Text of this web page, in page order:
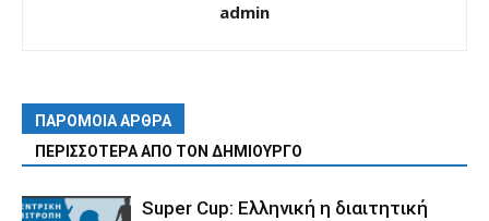
admin
ΠΑΡΟΜΟΙΑ ΑΡΘΡΑ
ΠΕΡΙΣΣΟΤΕΡΑ ΑΠΟ ΤΟΝ ΔΗΜΙΟΥΡΓΟ
Super Cup: Ελληνική η διαιτητική